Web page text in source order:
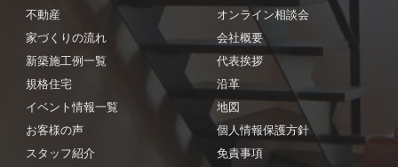
不動産
家づくりの流れ
新築施工例一覧
規格住宅
イベント情報一覧
お客様の声
スタッフ紹介
オンライン相談会
会社概要
代表挨拶
沿革
地図
個人情報保護方針
免責事項